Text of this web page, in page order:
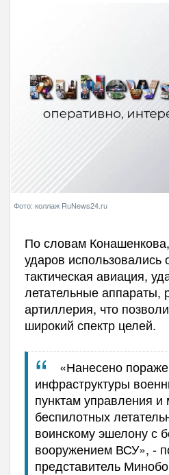
Фото: коллаж RuNews24.ru
По словам
ударов использовались
тактическая авиация,
летательные аппараты,
артиллерия, что
широкий спектр целей.
«Нанесено
инфраструктуры
пунктам управления
беспилотных
воинскому эшелону с
вооружением ВСУ», -
представитель